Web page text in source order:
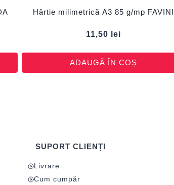
Hârtie milimetrică A3 85 g/mp FAVINI
11,50 lei
ADAUGĂ ÎN COȘ
SUPORT CLIENȚI
Livrare
Cum cumpăr